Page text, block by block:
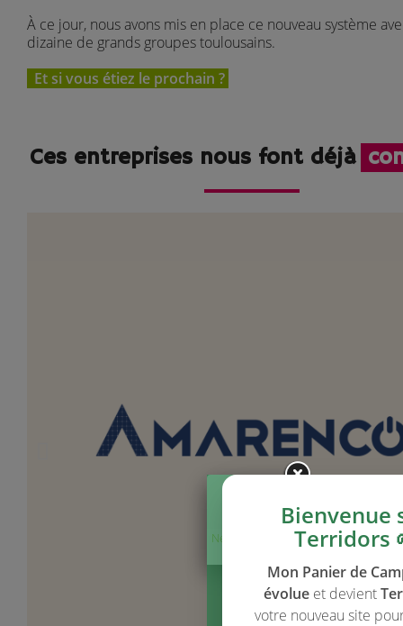
À ce jour, nous avons mis en place ce nouveau système
dizaine de grands groupes toulousains.
Et si vous étiez le prochain ?
Ces entreprises nous font déjà
Bienvenue
Terridors
Mon Panier de
évolue et devient
votre nouveau site
Ne plus afficher